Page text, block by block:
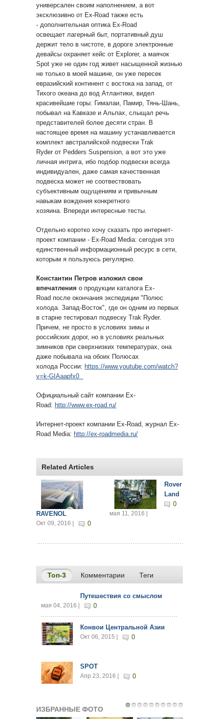
универсален своим наполнением, а вот
эксклюзивно от Ex-Road также есть
- дополнительная оптика Ex-Road
освещает лагерный быт, портативный душ
держит тело в чистоте, в дороге электронные
девайсы охраняет кейс от Explorer, а маячок
Spot уже не один год живет насыщенной жизнью
не только в моей машине, он уже пересек
евразийский континент с востока на запад, от
Тихого океана до вод Атлантики, видел
красивейшие горы: Гималаи, Памир, Тянь-Шань,
побывал на Кавказе и Альпах, слыщал речь
представителей более десяти стран. В
настоящее время на машину устанавливается
комплект австралийской подвески Trak
Ryder от Pedders Suspension, а вот это уже
личная интрига, ибо подбор подвески всегда
индивидуален, даже самая качественная
подвеска может не соотвествовать
субъективным ощущениям и привычным
навыкам вождения конкретного
хозяина. Впереди интересные тесты.
Отдельно коротко хочу сказать про интернет-
проект компании - Ex-Road Media: сегодня это
единственный информационный ресурс в сети,
которым я пользуюсь регулярно.
Константин Петров изложил свои
впечатления о продукции каталога Ex-
Road после окончания экспедиции "Полюс
холода. Запад-Восток", где он одним из первых
в старне тестировал подвеску Trak Ryder.
Причем, не просто в условиях зимы и
российских дорог, но в условиях реальных
зимников при сверхнизких температурах, она
даже побывала на обоих Полюсах
холода России: https://www.youtube.com/watch?
v=k-GIAaapfx0
Официальный сайт компании Ex-
Road: http://www.ex-road.ru/
Интернет-проект компании Ex-Road, журнал Ex-
Road Media: http://ex-roadmedia.ru/
Related Articles
RAVENOL
Окт 09, 2016 | 0
Rover
Land
мая 11, 2016 |
0
Топ-3 (активная вкладка)
Комментарии Теги
Путешествия со смыслом
мая 04, 2016 | 0
Конвои Центральной Азии
Окт 06, 2015 | 0
SPOT
Апр 23, 2016 | 0
ИЗБРАННЫЕ ФОТО